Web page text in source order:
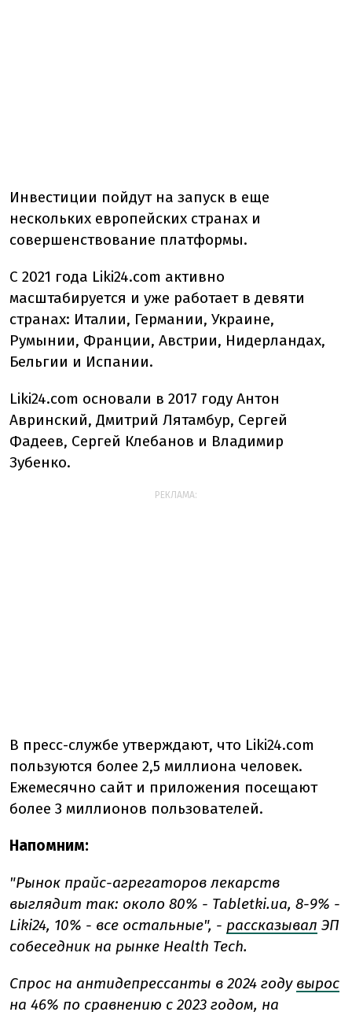
Инвестиции пойдут на запуск в еще
нескольких европейских странах и
совершенствование платформы.
С 2021 года Liki24.com активно
масштабируется и уже работает в девяти
странах: Италии, Германии, Украине,
Румынии, Франции, Австрии, Нидерландах,
Бельгии и Испании.
Liki24.com основали в 2017 году Антон
Авринский, Дмитрий Лятамбур, Сергей
Фадеев, Сергей Клебанов и Владимир
Зубенко.
РЕКЛАМА:
В пресс-службе утверждают, что Liki24.com
пользуются более 2,5 миллиона человек.
Ежемесячно сайт и приложения посещают
более 3 миллионов пользователей.
Напомним:
"Рынок прайс-агрегаторов лекарств
выглядит так: около 80% - Tabletki.ua, 8-9% -
Liki24, 10% - все остальные", - рассказывал ЭП
собеседник на рынке Health Tech.
Спрос на антидепрессанты в 2024 году вырос
на 46% по сравнению с 2023 годом, на